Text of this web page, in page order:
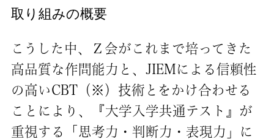
取り組みの概要
こうした中、Ｚ会がこれまで培ってきた
高品質な作問能力と、JIEMによる信頼性
の高いCBT（※）技術とをかけ合わせる
ことにより、『大学入学共通テスト』が
重視する「思考力・判断力・表現力」に